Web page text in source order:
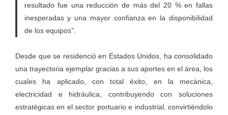
resultado fue una reducción de más del 20 % en fallas
inesperadas y una mayor confianza en la disponibilidad
de los equipos”.
Desde que se residenció en Estados Unidos, ha consolidado
una trayectoria ejemplar gracias a sus aportes en el área, los
cuales ha aplicado, con total éxito, en la mecánica,
electricidad e hidráulica, contribuyendo con soluciones
estratégicas en el sector portuario e industrial, convirtiéndolo